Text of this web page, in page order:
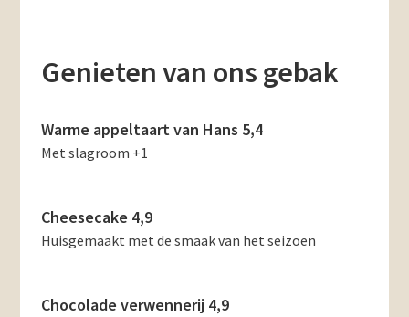
Genieten van ons gebak
Warme appeltaart van Hans 5,4
Met slagroom +1
Cheesecake 4,9
Huisgemaakt met de smaak van het seizoen
Chocolade verwennerij 4,9